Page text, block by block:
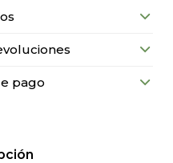
pago